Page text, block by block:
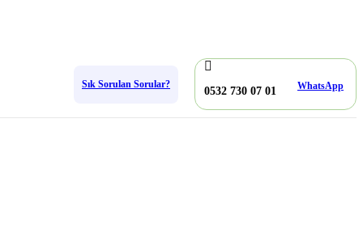
Sık Sorulan Sorular?
0532 730 07 01 WhatsApp